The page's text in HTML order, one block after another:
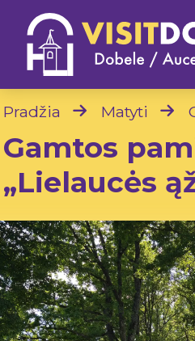
Pradžia Matyti
Gamtos
„Lielaucės